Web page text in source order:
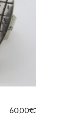
60,00€